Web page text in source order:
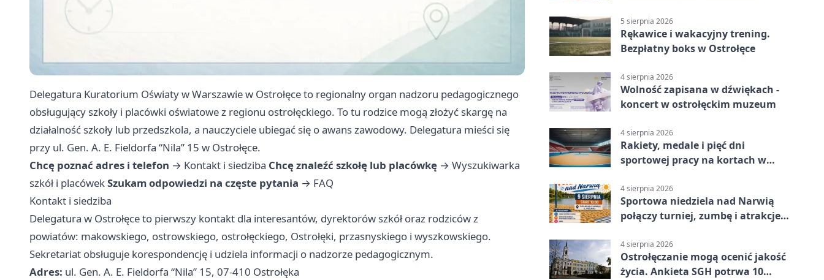
Delegatura Kuratorium Oświaty w Warszawie w Ostrołęce to regionalny organ nadzoru pedagogicznego
obsługujący szkoły i placówki oświatowe z regionu ostrołęckiego. To tu rodzice mogą złożyć skargę na
działalność szkoły lub przedszkola, a nauczyciele ubiegać się o awans zawodowy. Delegatura mieści się
przy ul. Gen. A. E. Fieldorfa “Nila” 15 w Ostrołęce.
Chcę poznać adres i telefon → Kontakt i siedziba Chcę znaleźć szkołę lub placówkę → Wyszukiwarka
szkół i placówekSzukam odpowiedzi na częste pytania → FAQ
Kontakt i siedziba
Delegatura w Ostrołęce to pierwszy kontakt dla interesantów, dyrektorów szkół oraz rodziców z
powiatów: makowskiego, ostrowskiego, ostrołęckiego, Ostrołęki, przasnyskiego i wyszkowskiego.
Sekretariat obsługuje korespondencję i udziela informacji o nadzorze pedagogicznym.
Adres: ul. Gen. A. E. Fieldorfa “Nila” 15, 07-410 Ostrołęka
5 sierpnia 2026
Rękawice i wakacyjny trening.
Bezpłatny boks w Ostrołęce
4 sierpnia 2026
Wolność zapisana w dźwiękach -
koncert w ostrołęckim muzeum
4 sierpnia 2026
Rakiety, medale i pięć dni
sportowej pracy na kortach w
4 sierpnia 2026
Sportowa niedziela nad Narwią
połączy turniej, zumbę i atrakcje
4 sierpnia 2026
Ostrołęczanie mogą ocenić jakość
życia. Ankieta SGH potrwa 10